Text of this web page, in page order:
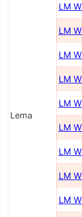
Lema
LM
LM
LM
LM
LM
LM
LM
LM
LM